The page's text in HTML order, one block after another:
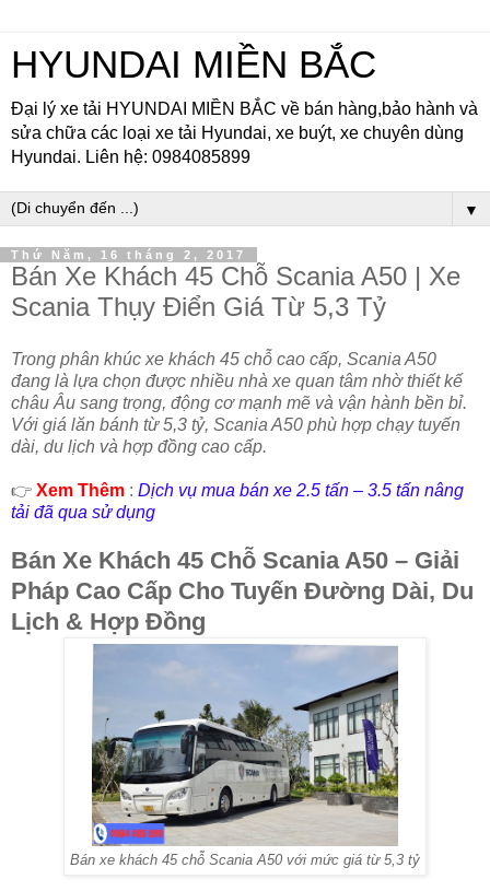
HYUNDAI MIỀN BẮC
Đại lý xe tải HYUNDAI MIỀN BẮC về bán hàng,bảo hành và
sửa chữa các loại xe tải Hyundai, xe buýt, xe chuyên dùng
Hyundai. Liên hệ: 0984085899
▼
Thứ Năm, 16 tháng 2, 2017
Bán Xe Khách 45 Chỗ Scania A50 | Xe
Scania Thụy Điển Giá Từ 5,3 Tỷ
Trong phân khúc xe khách 45 chỗ cao cấp, Scania A50
đang là lựa chọn được nhiều nhà xe quan tâm nhờ thiết kế
châu Âu sang trọng, động cơ mạnh mẽ và vận hành bền bỉ.
Với giá lăn bánh từ 5,3 tỷ, Scania A50 phù hợp chạy tuyến
dài, du lịch và hợp đồng cao cấp.
👉 Xem Thêm : Dịch vụ mua bán xe 2.5 tấn – 3.5 tấn nâng
tải đã qua sử dụng
Bán Xe Khách 45 Chỗ Scania A50 – Giải
Pháp Cao Cấp Cho Tuyến Đường Dài, Du
Lịch & Hợp Đồng
Bán xe khách 45 chỗ Scania A50 với mức giá từ 5,3 tỷ